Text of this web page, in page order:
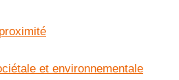
et environnementale